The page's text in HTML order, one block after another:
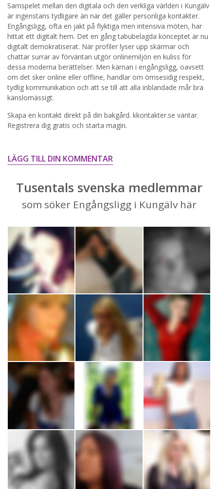
Genom att registrera godkänner jag Villkorenoch
Sekretesspolicyn. Jag godkänner att ta emot information och
reklam via e-post från hemsidans operatörer. Jag kan dra
tillbaka godkännande när jag vill.
STARTA NU!
Samspelet mellan den digitala och den verkliga världen i Kungälv
är ingenstans tydligare än när det gäller personliga kontakter.
Engångsligg, ofta en jakt på flyktiga men intensiva möten, har
hittat ett digitalt hem. Det en gång tabubelagda konceptet är nu
digitalt demokratiserat. När profiler lyser upp skärmar och
chattar surrar av förväntan utgör onlinemiljön en kuliss för
dessa moderna berättelser. Men kärnan i engångsligg, oavsett
om det sker online eller offline, handlar om ömsesidig respekt,
tydlig kommunikation och att se till att alla inblandade mår bra
känslomässigt.
Skapa en kontakt direkt på din bakgård. kkontakter.se väntar.
Registrera dig gratis och starta magin.
LÄGG TILL DIN KOMMENTAR
Tusentals svenska medlemmar
som söker Engångsligg i Kungälv här